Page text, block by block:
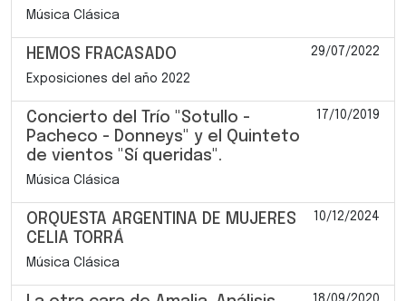
Música Clásica
HEMOS FRACASADO 29/07/2022
Exposiciones del año 2022
Concierto del Trío "Sotullo -
Pacheco - Donneys" y el Quinteto
de vientos "Sí queridas".
17/10/2019
Música Clásica
ORQUESTA ARGENTINA DE MUJERES
CELIA TORRÁ
10/12/2024
Música Clásica